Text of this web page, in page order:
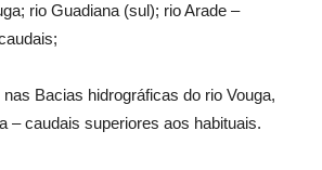
rio Guadiana (sul); rio Arade –
Bacias hidrográficas do rio Vouga,
– caudais superiores aos habituais.